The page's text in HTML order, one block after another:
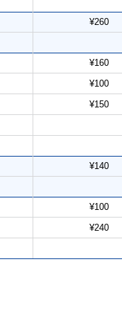
¥260
¥160
¥100
¥150
¥140
¥100
¥240